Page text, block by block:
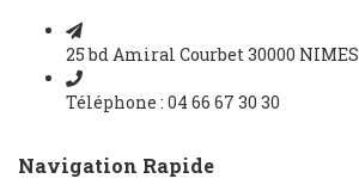
25 bd Amiral Courbet 30000 NIMES
Téléphone : 04 66 67 30 30
Navigation Rapide